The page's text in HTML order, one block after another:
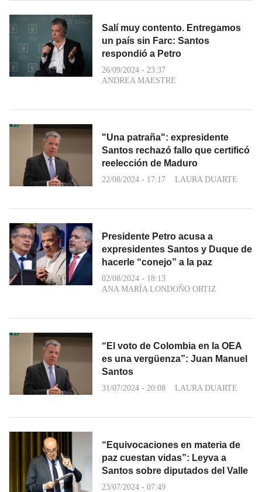
Salí muy contento. Entregamos
un país sin Farc: Santos
respondió a Petro
26/09/2024 - 23:37
ANDREA MAESTRE
"Una patraña": expresidente
Santos rechazó fallo que certificó
reelección de Maduro
22/08/2024 - 17:17 LAURA DUARTE
Presidente Petro acusa a
expresidentes Santos y Duque de
hacerle “conejo” a la paz
02/08/2024 - 18:13
ANA MARÍA LONDOÑO ORTIZ
“El voto de Colombia en la OEA
es una vergüenza”: Juan Manuel
Santos
31/07/2024 - 20:08 LAURA DUARTE
“Equivocaciones en materia de
paz cuestan vidas”: Leyva a
Santos sobre diputados del Valle
23/07/2024 - 07:49